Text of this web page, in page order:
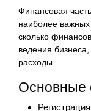
Финансовая
наиболее
сколько
ведения
расходы.
Основные